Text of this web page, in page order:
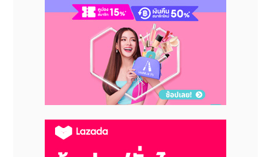
นันท์นภัส เวโรจนวัฒน์ ผู้อํานวยการฝ่ายการตลาด จิม
เล่าถึงที่มาของการร่วมงานกับซี - นุนิว ว่า “จิม
ทอมป์สัน ให้ความสำคัญกับเรื่องราวที่เป็นเอกลักษณ์และ
ความคิดสร้างสรรค์ และการร่วมสร้างผลงานกับศิลปินที่
ทั้งเก่งและมีตัวตนที่ชัดเจนอย่างซีและนุนิว ก็สอดคล้องกับ
วิสัยทัศน์ของเราเป็นอย่างดี จากความสำเร็จและเสียงตอบ
รับที่ดีเยี่ยมจากแฟน ๆ ในการร่วมงานกันครั้งแรกที่งาน
เปิดตัวจิม ทอมป์สัน เฮอริเทจ ควอเตอร์ เรามั่นใจว่าทุกคน
จะหลงรักสไตล์ที่ซี - นุนิว ได้ถ่ายทอดผ่านไอเทมในคอล
เลกชันนี้อย่างแน่นอน”